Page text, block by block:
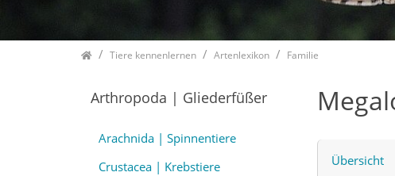
HomeTiere kennenlernen Artenlexikon Familie
Übersicht
Arthropoda | Gliederfüßer
Arachnida | Spinnentiere
Crustacea | Krebstiere